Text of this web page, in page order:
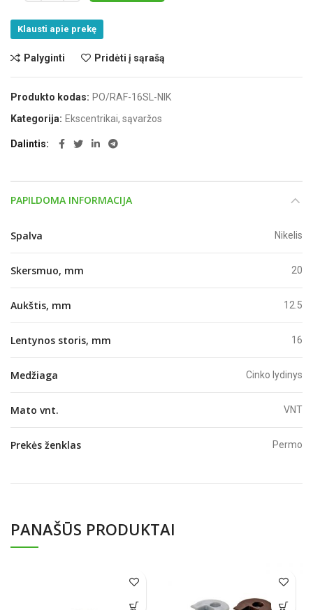
Klausti apie prekę
Palyginti Pridėti į sąrašą
Produkto kodas: PO/RAF-16SL-NIK
Kategorija: Ekscentrikai, sąvaržos
Dalintis
PAPILDOMA INFORMACIJA
Spalva Nikelis
Skersmuo, mm 20
Aukštis, mm 12.5
Lentynos storis, mm 16
Medžiaga Cinko lydinys
Mato vnt. VNT
Prekės ženklas Permo
PANAŠŪS PRODUKTAI